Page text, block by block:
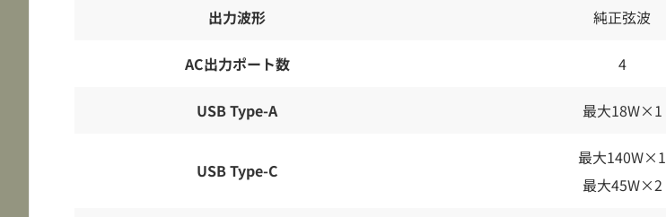
出力波形 純正弦波
AC出力ポート数 4
USB Type-A 最大18W×1
USB Type-C
最大140W×1
最大45W×2